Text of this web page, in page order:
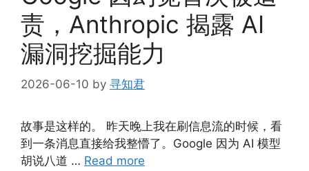
责，Anthropic 揭露 AI
漏洞挖掘能力
2026-06-10 by 寻知君
故事是这样的。 昨天晚上我在刷信息流的时候，看
到一条消息直接给我整懵了。Google 因为 AI 模型
胡说八道 … Read more